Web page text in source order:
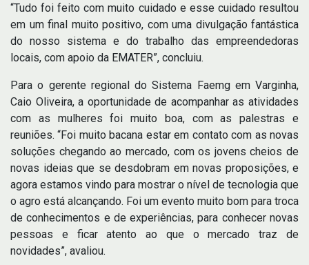
“Tudo foi feito com muito cuidado e esse cuidado resultou
em um final muito positivo, com uma divulgação fantástica
do nosso sistema e do trabalho das empreendedoras
locais, com apoio da EMATER”, concluiu.
Para o gerente regional do Sistema Faemg em Varginha,
Caio Oliveira, a oportunidade de acompanhar as atividades
com as mulheres foi muito boa, com as palestras e
reuniões. “Foi muito bacana estar em contato com as novas
soluções chegando ao mercado, com os jovens cheios de
novas ideias que se desdobram em novas proposições, e
agora estamos vindo para mostrar o nível de tecnologia que
o agro está alcançando. Foi um evento muito bom para troca
de conhecimentos e de experiências, para conhecer novas
pessoas e ficar atento ao que o mercado traz de
novidades”, avaliou.